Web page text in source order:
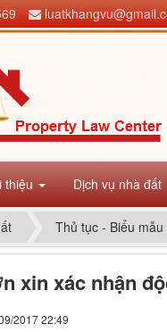
thiệu Dịch vụ nhà đất
Thủ tục - Biểu mẫu
xin xác nhận
2017 22:49